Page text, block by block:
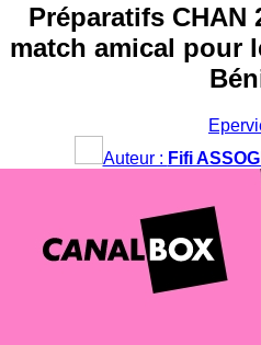
Préparatifs CHAN
match amical pour
Auteur : Fifi